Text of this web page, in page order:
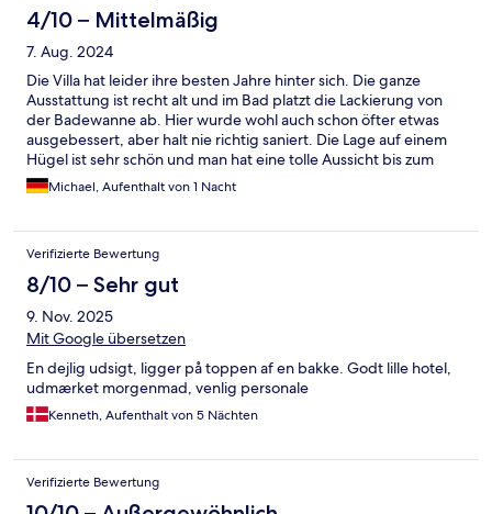
4/10 – Mittelmäßig
7. Aug. 2024
Die Villa hat leider ihre besten Jahre hinter sich. Die ganze
Ausstattung ist recht alt und im Bad platzt die Lackierung von
der Badewanne ab. Hier wurde wohl auch schon öfter etwas
ausgebessert, aber halt nie richtig saniert. Die Lage auf einem
Hügel ist sehr schön und man hat eine tolle Aussicht bis zum
Meer. Das Restaurant im Hotel ist top und wir haben dort sehr
gut gegessen.
Michael, Aufenthalt von 1 Nacht
Verifizierte Bewertung
8/10 – Sehr gut
9. Nov. 2025
Mit Google übersetzen
En dejlig udsigt, ligger på toppen af en bakke. Godt lille hotel,
udmærket morgenmad, venlig personale
Kenneth, Aufenthalt von 5 Nächten
Verifizierte Bewertung